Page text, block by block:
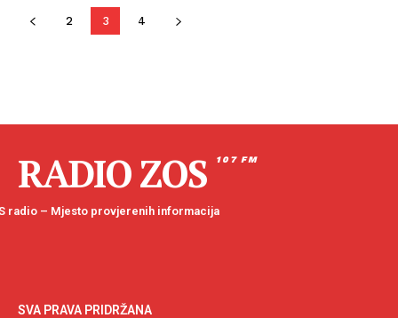
2 3 4
RADIO ZOS 107 FM
radio – Mjesto provjerenih informacija
SVA PRAVA PRIDRŽANA